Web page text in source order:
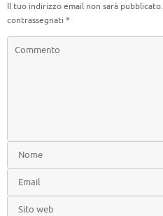
Il tuo indirizzo email non sarà pubblicato.
contrassegnati *